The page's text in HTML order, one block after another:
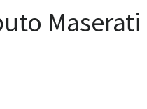
Maserati